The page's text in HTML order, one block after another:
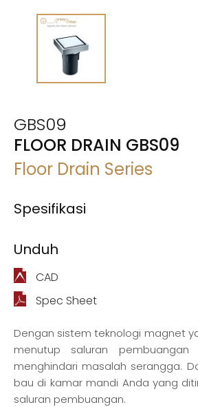
GBS09
FLOOR DRAIN GBS09
Floor Drain Series
Spesifikasi
Unduh
CAD
Spec Sheet
Dengan sistem teknologi magnet
menutup saluran pembuangan
menghindari masalah serangga.
bau di kamar mandi Anda yang
saluran pembuangan.